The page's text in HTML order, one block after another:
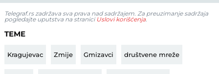
Telegraf.rs zadržava sva prava nad sadržajem. Za preuzimanje sadržaja
pogledajte uputstva na stranici Uslovi korišćenja.
TEME
Kragujevac Zmije Gmizavci društvene mreže